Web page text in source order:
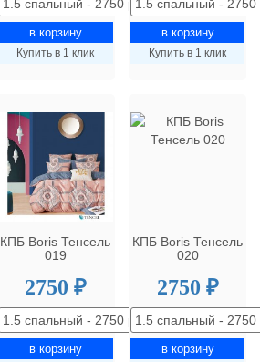
Купить в 1 клик Купить в 1 клик
КПБ Boris Тенсель
019
2750 ₽
КПБ Boris Тенсель
020
2750 ₽